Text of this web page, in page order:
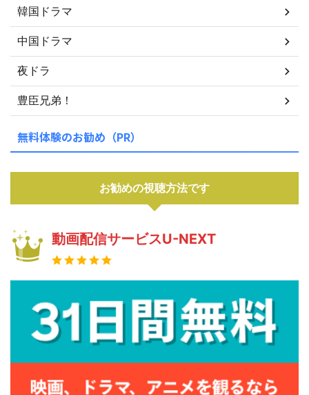
韓国ドラマ
中国ドラマ
夜ドラ
豊臣兄弟！
無料体験のお勧め（PR）
お勧めの視聴方法です
動画配信サービスU-NEXT